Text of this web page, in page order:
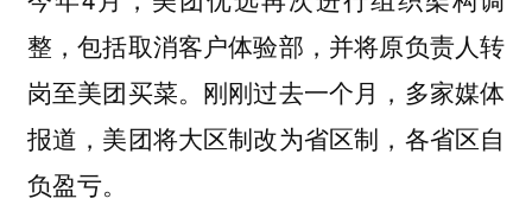
整，包括取消客户体验部，并将原负责人转
岗至美团买菜。刚刚过去一个月，多家媒体
报道，美团将大区制改为省区制，各省区自
负盈亏。